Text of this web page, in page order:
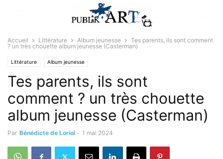
Accueil Littérature Album jeunesse
Tes parents, ils sont comment
? un très chouette album jeunesse (Casterman)
Littérature Album jeunesse
Tes parents, ils sont
comment ? un très chouette
album jeunesse (Casterman)
Par Bénédicte de Loriol - 1 mai 2024